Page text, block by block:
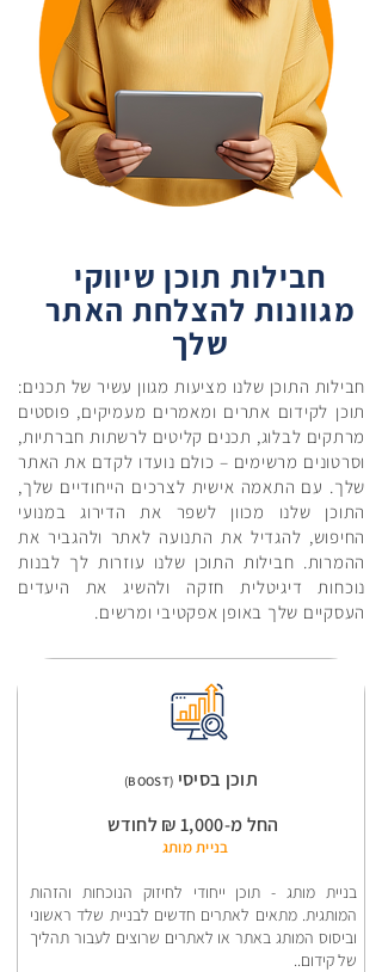
חבילות תוכן שיווקי
מגוונות להצלחת האתר
שלך
חבילות התוכן שלנו מציעות מגוון עשיר של תכנים:
תוכן לקידום אתרים ומאמרים מעמיקים, פוסטים
מרתקים לבלוג, תכנים קליטים לרשתות חברתיות,
וסרטונים מרשימים – כולם נועדו לקדם את האתר
שלך. עם התאמה אישית לצרכים הייחודיים שלך,
התוכן שלנו מכוון לשפר את הדירוג במנועי
החיפוש, להגדיל את התנועה לאתר ולהגביר את
ההמרות. חבילות התוכן שלנו עוזרות לך לבנות
נוכחות דיגיטלית חזקה ולהשיג את היעדים
העסקיים שלך באופן אפקטיבי ומרשים.
תוכן בסיסי (BOOST)
החל מ-1,000 ₪ לחודש​
בניית מותג
בניית מותג - תוכן ייחודי לחיזוק הנוכחות והזהות
המותגית. מתאים לאתרים חדשים לבניית שלד ראשוני
וביסוס המותג באתר או לאתרים שרוצים לעבור תהליך
של קידום..